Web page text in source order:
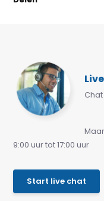
9:00 uur tot 17:00 uur
Start live chat